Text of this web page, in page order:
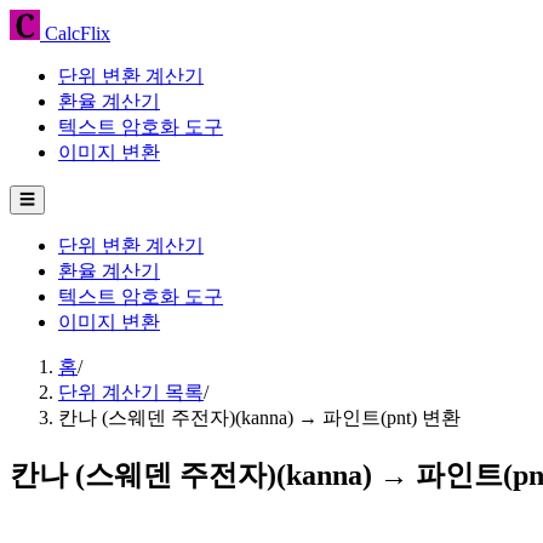
CalcFlix
단위 변환 계산기
환율 계산기
텍스트 암호화 도구
이미지 변환
☰
단위 변환 계산기
환율 계산기
텍스트 암호화 도구
이미지 변환
홈/
단위 계산기 목록/
칸나 (스웨덴 주전자)(kanna) → 파인트(pnt) 변환
칸나 (스웨덴 주전자)(kanna) → 파인트